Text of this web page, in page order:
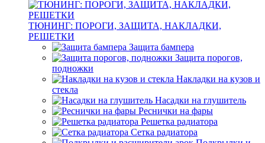
ТЮНИНГ: ПОРОГИ, ЗАЩИТА, НАКЛАДКИ,
РЕШЕТКИ
Защита бампера
Защита порогов,
подножки
Накладки на кузов и
стекла
Насадки на глушитель
Реснички на фары
Решетка радиатора
Сетка радиатора